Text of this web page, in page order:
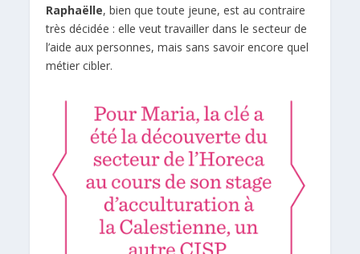
Raphaëlle, bien que toute jeune, est au contraire
très décidée : elle veut travailler dans le secteur de
l’aide aux personnes, mais sans savoir encore quel
métier cibler.